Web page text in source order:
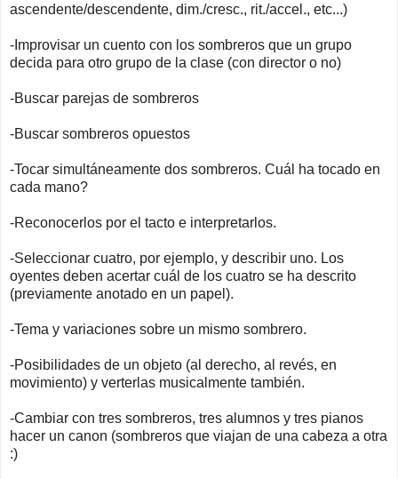
ascendente/descendente, dim./cresc., rit./accel., etc...)
-Improvisar un cuento con los sombreros que un grupo
decida para otro grupo de la clase (con director o no)
-Buscar parejas de sombreros
-Buscar sombreros opuestos
-Tocar simultáneamente dos sombreros. Cuál ha tocado en
cada mano?
-Reconocerlos por el tacto e interpretarlos.
-Seleccionar cuatro, por ejemplo, y describir uno. Los
oyentes deben acertar cuál de los cuatro se ha descrito
(previamente anotado en un papel).
-Tema y variaciones sobre un mismo sombrero.
-Posibilidades de un objeto (al derecho, al revés, en
movimiento) y verterlas musicalmente también.
-Cambiar con tres sombreros, tres alumnos y tres pianos
hacer un canon (sombreros que viajan de una cabeza a otra
:)